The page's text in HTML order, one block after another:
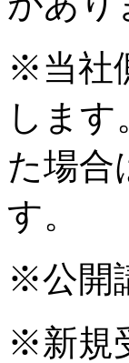
※当社
しま
た場合
す。
※公開
※新規